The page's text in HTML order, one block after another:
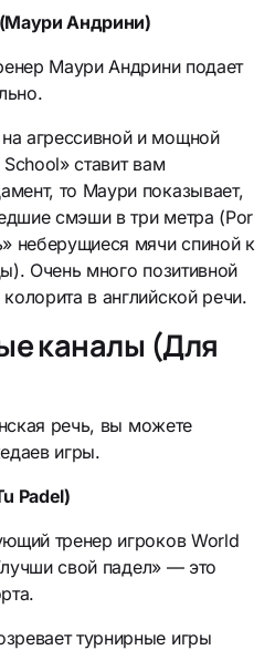
Андрини)
Маури Андрини подает
агрессивной и мощной
ставит вам
то Маури показывает,
смэши в три метра (Por
неберущиеся мячи спиной к
Очень много позитивной
в английской речи.
каналы (Для
речь, вы можете
игры.
Padel)
тренер игроков World
свой падел» — это
турнирные игры